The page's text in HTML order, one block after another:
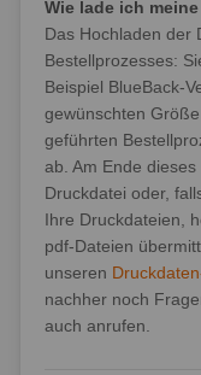
Wie lade ich
Das Hochladen der
Bestellprozesses:
Beispiel BlueBack-
gewünschten
geführten
ab. Am Ende
Druckdatei oder,
Ihre Druckdateien,
pdf-Dateien
unseren
nachher noch
auch anrufen.